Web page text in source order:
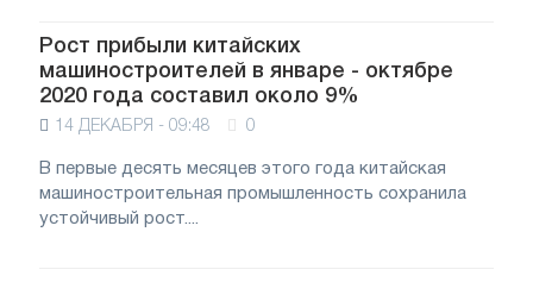
Рост прибыли китайских
машиностроителей в январе - октябре
2020 года составил около 9%
14 ДЕКАБРЯ - 09:48 0
В первые десять месяцев этого года китайская
машиностроительная промышленность сохранила
устойчивый рост....